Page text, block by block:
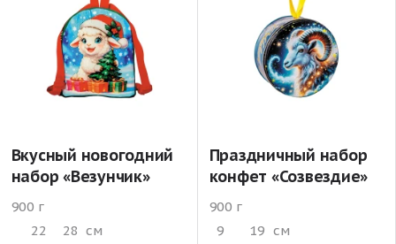
Вкусный новогодний
набор «Везунчик»
900 г
22
28 см
Праздничный набор
конфет «Созвездие»
900 г
9
19 см